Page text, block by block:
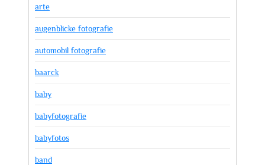
arte
augenblicke fotografie
automobil fotografie
baarck
baby
babyfotografie
babyfotos
band